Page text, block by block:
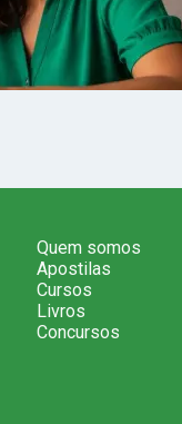
Quem somos
Apostilas
Cursos
Livros
Concursos